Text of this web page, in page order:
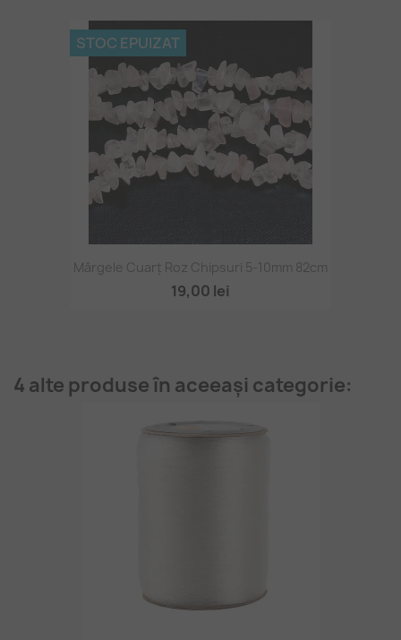
Mărgele Cuarț Roz Chipsuri 5-10mm 82cm
19,00 lei
STOC EPUIZAT
4 alte produse în aceeași categorie: